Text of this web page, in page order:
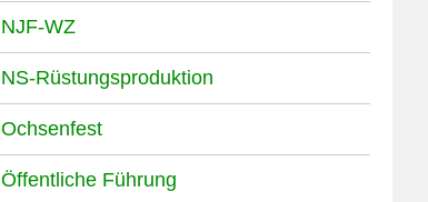
NJF-WZ
NS-Rüstungsproduktion
Ochsenfest
Öffentliche Führung